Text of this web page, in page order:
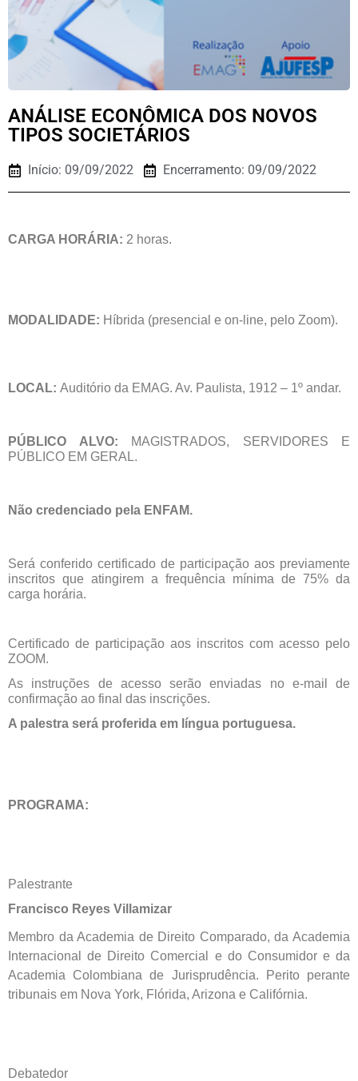
ANÁLISE ECONÔMICA DOS NOVOS
TIPOS SOCIETÁRIOS
Início: 09/09/2022 Encerramento: 09/09/2022
CARGA HORÁRIA: 2 horas.
MODALIDADE: Híbrida (presencial e on-line, pelo Zoom).
LOCAL: Auditório da EMAG. Av. Paulista, 1912 – 1º andar.
PÚBLICO ALVO:
MAGISTRADOS, SERVIDORES E
PÚBLICO EM GERAL.
Não credenciado pela ENFAM.
Será conferido certificado de participação aos previamente
inscritos que atingirem a frequência mínima de 75% da
carga horária.
Certificado de participação aos inscritos com acesso pelo
ZOOM.
As instruções de acesso serão enviadas no e-mail de
confirmação ao final das inscrições.
A palestra será proferida em língua portuguesa.
PROGRAMA:
Palestrante
Francisco Reyes Villamizar
Membro da Academia de Direito Comparado, da Academia
Internacional de Direito Comercial e do Consumidor e da
Academia Colombiana de Jurisprudência. Perito perante
tribunais em Nova York, Flórida, Arizona e Califórnia.
Debatedor